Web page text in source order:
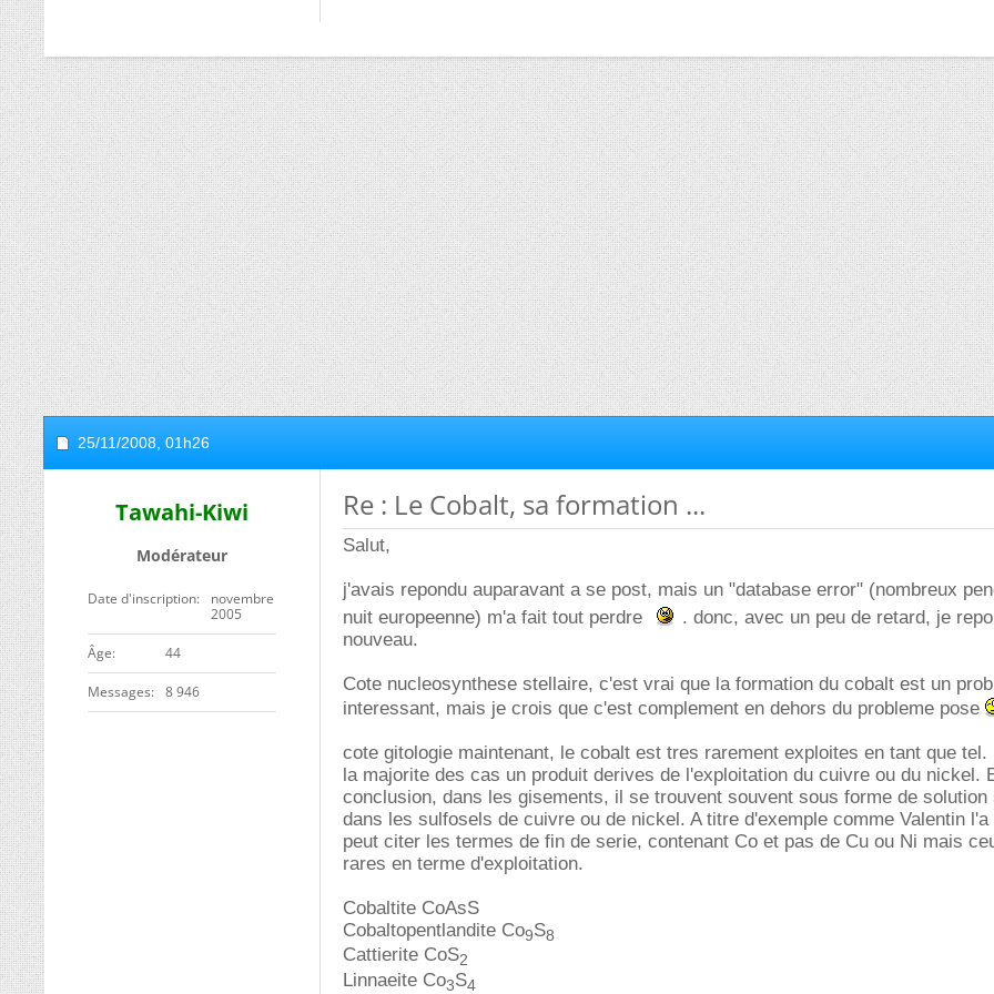
25/11/2008, 01h26
Tawahi-Kiwi
Modérateur
Date d'inscription
novembre
2005
ge 44
Messages 8 946
Re : Le Cobalt, sa formation ...
Salut,
j'avais repondu auparavant a se post, mais un "database error" (nombreux
nuit europeenne) m'a fait tout perdre
. donc, avec un peu de retard, je
nouveau.
Cote nucleosynthese stellaire, c'est vrai que la formation du cobalt est un
interessant, mais je crois que c'est complement en dehors du probleme pose
cote gitologie maintenant, le cobalt est tres rarement exploites en tant que tel.
la majorite des cas un produit derives de l'exploitation du cuivre ou du nickel.
conclusion, dans les gisements, il se trouvent souvent sous forme de solution
dans les sulfosels de cuivre ou de nickel. A titre d'exemple comme Valentin l'a
peut citer les termes de fin de serie, contenant Co et pas de Cu ou Ni mais
rares en terme d'exploitation.
Cobaltite CoAsS
Cobaltopentlandite Co9S8
Cattierite CoS2
Linnaeite Co3S4